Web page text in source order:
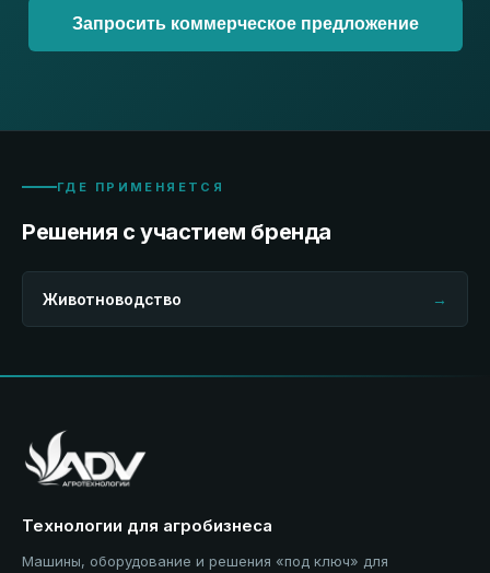
Запросить коммерческое предложение
ГДЕ ПРИМЕНЯЕТСЯ
Решения с участием бренда
Животноводство →
Технологии для агробизнеса
Машины, оборудование и решения «под ключ» для